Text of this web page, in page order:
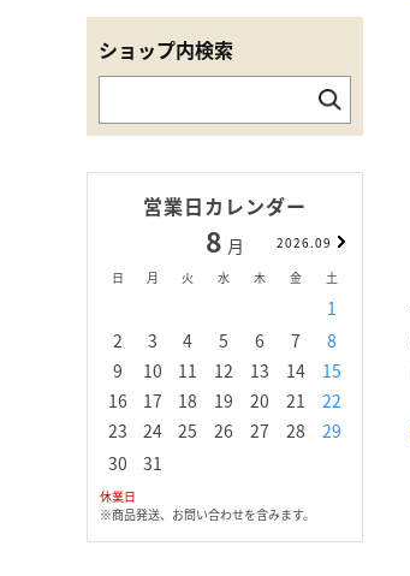
ショップ内検索
営業日カレンダー
8 月
2026.09
日
月 火 水 木 金 土
1
2
3 4 5 6 7
8
9
10 11 12 13 14
15
16
17 18 19 20 21
22
23
24 25 26 27 28
29
30
31
休業日
※商品発送、お問い合わせを含みます。